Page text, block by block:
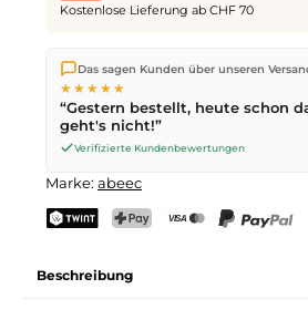
Kostenlose Lieferung ab CHF 70
Wir versenden direkt aus unserem Lager
ist die Lieferung kostenlos. Bestellungen
werden noch am selben Tag versendet –
nächsten Werktagmit der
Das sagen Kunden über unseren
★★★★★
“Gestern bestellt, heute schon
geht's nicht!”
Verifizierte Kundenbewertungen
Marke: abeec
Beschreibung